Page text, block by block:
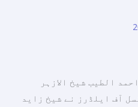
الطیب شیخ الازہر
آف ایلڈرز نے شیخ زاید